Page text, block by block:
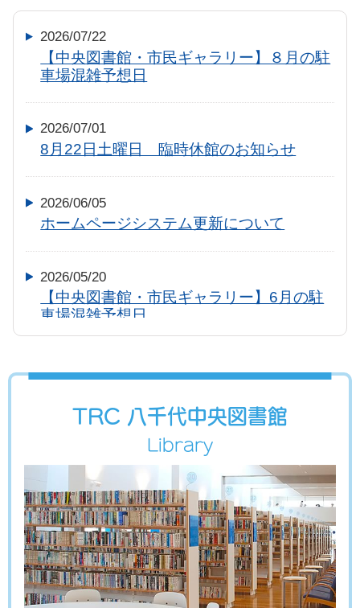
2026/07/22
【中央図書館・市民ギャラリー】８月の駐
車場混雑予想日
2026/07/01
8月22日土曜日 臨時休館のお知らせ
2026/06/05
ホームページシステム更新について
2026/05/20
【中央図書館・市民ギャラリー】6月の駐
車場混雑予想日
2026/04/26
車場混雑予想日
【中央図書館・市民ギャラリー】4月の駐
車場混雑予想日
2026/02/22
【中央図書館・市民ギャラリー】3月の駐
車場混雑予想日
TRC 八千代中央図書館
Library